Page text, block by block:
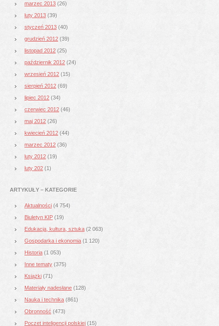
marzec 2013 (26)
luty 2013 (39)
styczeń 2013 (40)
grudzień 2012 (39)
listopad 2012 (25)
październik 2012 (24)
wrzesień 2012 (15)
sierpień 2012 (69)
lipiec 2012 (34)
czerwiec 2012 (46)
maj 2012 (26)
kwiecień 2012 (44)
marzec 2012 (36)
luty 2012 (19)
luty 202 (1)
ARTYKUŁY – KATEGORIE
Aktualności (4 754)
Biuletyn KIP (19)
Edukacja, kultura, sztuka (2 063)
Gospodarka i ekonomia (1 120)
Historia (1 053)
Inne tematy (375)
Książki (71)
Materiały nadesłane (128)
Nauka i technika (861)
Obronność (473)
Poczet inteligencji polskiej (15)